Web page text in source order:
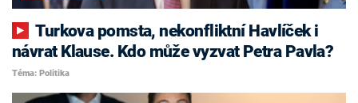
Turkova pomsta, nekonfliktní Havlíček i
návrat Klause. Kdo může vyzvat Petra Pavla?
Téma: Politika